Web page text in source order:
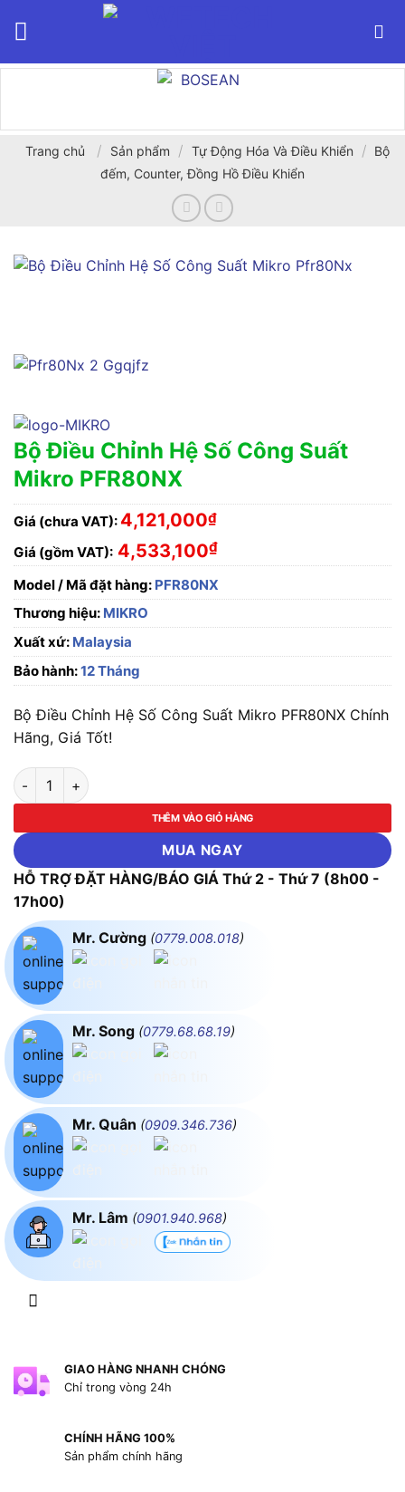
Trang chủ / Sản phẩm / Tự Động Hóa Và Điều Khiển / Bộ
đếm, Counter, Đồng Hồ Điều Khiển
Bộ Điều Chỉnh Hệ Số Công Suất
Mikro PFR80NX
Giá (chưa VAT): 4,121,000₫
Giá (gồm VAT): 4,533,100₫
Model / Mã đặt hàng: PFR80NX
Thương hiệu: MIKRO
Xuất xứ: Malaysia
Bảo hành:12 Tháng
Bộ Điều Chỉnh Hệ Số Công Suất Mikro PFR80NX Chính
Hãng, Giá Tốt!
Bộ Điều Chỉnh Hệ Số Công Suất Mikro PFR80NX số lượng
THÊM VÀO GIỎ HÀNG
MUA NGAY
HỖ TRỢ ĐẶT HÀNG/BÁO GIÁ Thứ 2 - Thứ 7 (8h00 -
17h00)
Mr. Cường (0779.008.018)
Mr. Song (0779.68.68.19)
Mr. Quân (0909.346.736)
Mr. Lâm (0901.940.968)
GIAO HÀNG NHANH CHÓNG
Chỉ trong vòng 24h
CHÍNH HÃNG 100%
Sản phẩm chính hãng